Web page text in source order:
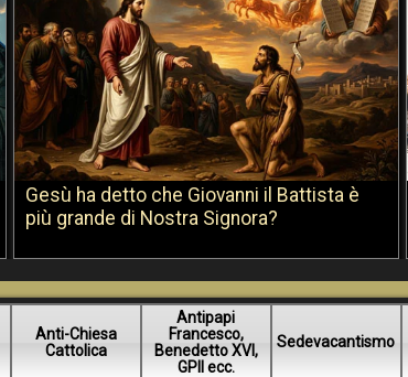
Gesù ha detto che Giovanni il Battista è
più grande di Nostra Signora?
Anti-Chiesa
Cattolica
Antipapi
Francesco,
Benedetto XVI,
GPII ecc.
Sedevacantismo